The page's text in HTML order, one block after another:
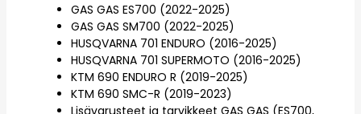
GAS GAS ES700 (2022-2025)
GAS GAS SM700 (2022-2025)
HUSQVARNA 701 ENDURO (2016-2025)
HUSQVARNA 701 SUPERMOTO (2016-2025)
KTM 690 ENDURO R (2019-2025)
KTM 690 SMC-R (2019-2023)
Lisävarusteet ja tarvikkeet GAS GAS (ES700,